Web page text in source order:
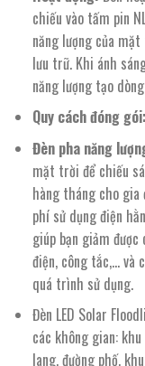
chiếu vào tấm pin
năng lượng của
lưu trữ. Khi ánh
năng lượng tạo
Quy cách đóng gói:
Đèn pha năng
mặt trời để chiếu
hàng tháng cho
phí sử dụng điện
giúp bạn giảm
điện, công tắc,… và
quá trình sử dụng.
Đèn LED Solar
các không gian:
lang, đường phố,